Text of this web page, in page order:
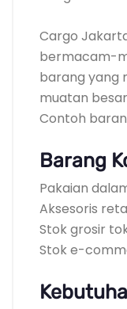
Cargo
bermacam-
barang yang
muatan
Contoh
Barang
Pakaian
Aksesoris
Stok grosir
Stok e-